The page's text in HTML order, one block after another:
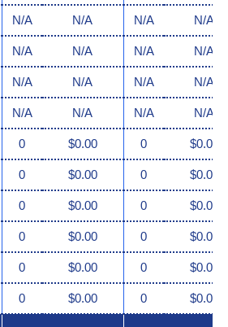
N/A N/A N/A N/A
N/A N/A N/A N/A
N/A N/A N/A N/A
N/A N/A N/A N/A
0 $0.00 0 $0.00
0 $0.00 0 $0.00
0 $0.00 0 $0.00
0 $0.00 0 $0.00
0 $0.00 0 $0.00
0 $0.00 0 $0.00